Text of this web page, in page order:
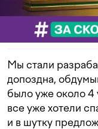
Мы стали
допоздна,
было уже около 4
все уже хотели
и в шутку